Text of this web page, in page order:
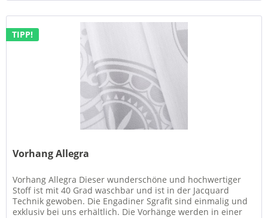
TIPP!
Vorhang Allegra
Vorhang Allegra Dieser wunderschöne und hochwertiger
Stoff ist mit 40 Grad waschbar und ist in der Jacquard
Technik gewoben. Die Engadiner Sgrafit sind einmalig und
exklusiv bei uns erhältlich. Die Vorhänge werden in einer